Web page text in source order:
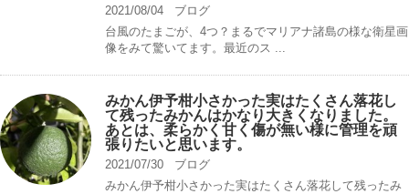
2021/08/04
ブログ
台風のたまごが、4つ？まるでマリアナ諸島の様な衛星画
像をみて驚いてます。最近のス ...
みかん伊予柑小さかった実はたくさん落花し
て残ったみかんはかなり大きくなりました。
あとは、柔らかく甘く傷が無い様に管理を頑
張りたいと思います。
2021/07/30
ブログ
みかん伊予柑小さかった実はたくさん落花して残ったみ